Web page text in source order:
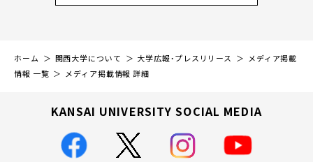
ホーム 関西大学について 大学広報・プレスリリース
メディア掲載
情報 一覧
メディア掲載情報 詳細
KANSAI UNIVERSITY SOCIAL MEDIA